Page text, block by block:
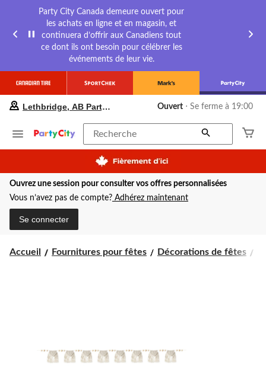
Party City Canada demeure ouvert pour
les achats en ligne et en magasin, et
continuera d’offrir aux Canadiens tout
ce dont ils ont besoin pour célébrer les
événements de leur vie.
préféré
Lethbridge,
Party
City,
courament
Ouvert,
cliquer
Lethbridge, AB Party City Ouvert ⋅ Se ferme à 19:00
Recherche
Ouvrez une session pour consulter vos offres personnalisées
Vous n’avez pas de compte? Adhérez maintenant
Se connecter
Accueil Fournitures pour fêtes Décorations de fêtes